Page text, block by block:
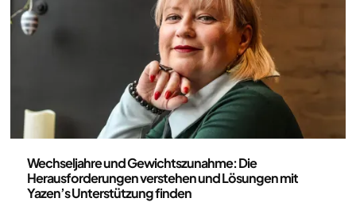
Wechseljahre und Gewichtszunahme: Die
Herausforderungen verstehen und Lösungen mit
Yazen’s Unterstützung finden